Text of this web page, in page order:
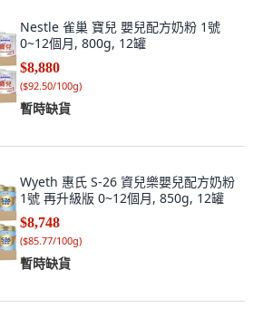
Nestle 雀巢 寶兒 嬰兒配方奶粉 1號
0~12個月, 800g, 12罐
$8,880
($92.50/100g)
暫時缺貨
Wyeth 惠氏 S-26 資兒樂嬰兒配方奶粉
1號 再升級版 0~12個月, 850g, 12罐
$8,748
($85.77/100g)
暫時缺貨